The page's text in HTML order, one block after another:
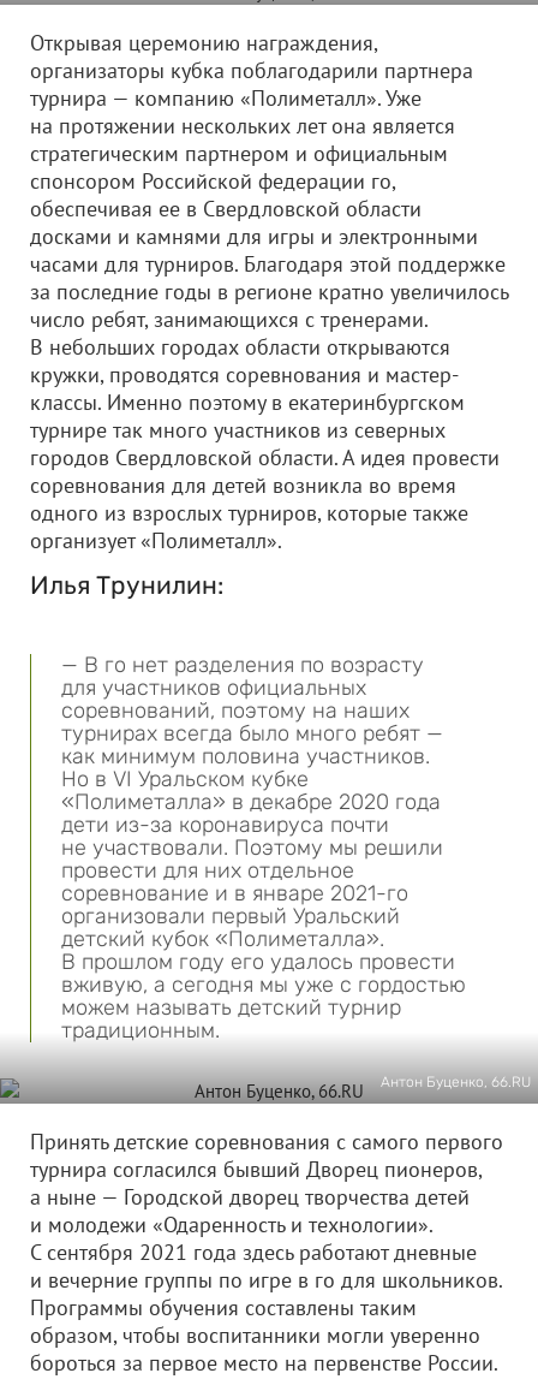
Открывая церемонию награждения,
организаторы кубка поблагодарили партнера
турнира — компанию «Полиметалл». Уже
на протяжении нескольких лет она является
стратегическим партнером и официальным
спонсором Российской федерации го,
обеспечивая ее в Свердловской области
досками и камнями для игры и электронными
часами для турниров. Благодаря этой поддержке
за последние годы в регионе кратно увеличилось
число ребят, занимающихся с тренерами.
В небольших городах области открываются
кружки, проводятся соревнования и мастер-
классы. Именно поэтому в екатеринбургском
турнире так много участников из северных
городов Свердловской области. А идея провести
соревнования для детей возникла во время
одного из взрослых турниров, которые также
организует «Полиметалл».
Илья Трунилин:
— В го нет разделения по возрасту
для участников официальных
соревнований, поэтому на наших
турнирах всегда было много ребят —
как минимум половина участников.
Но в VI Уральском кубке
«Полиметалла» в декабре 2020 года
дети из-за коронавируса почти
не участвовали. Поэтому мы решили
провести для них отдельное
соревнование и в январе 2021-го
организовали первый Уральский
детский кубок «Полиметалла».
В прошлом году его удалось провести
вживую, а сегодня мы уже с гордостью
можем называть детский турнир
традиционным.
Антон Буценко, 66.RU
Принять детские соревнования с самого первого
турнира согласился бывший Дворец пионеров,
а ныне — Городской дворец творчества детей
и молодежи «Одаренность и технологии».
С сентября 2021 года здесь работают дневные
и вечерние группы по игре в го для школьников.
Программы обучения составлены таким
образом, чтобы воспитанники могли уверенно
бороться за первое место на первенстве России.